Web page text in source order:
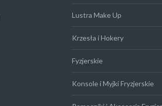
Lustra Make Up
Krzesła i Hokery
Fyzjerskie
Konsole i Myjki Fryzjerskie